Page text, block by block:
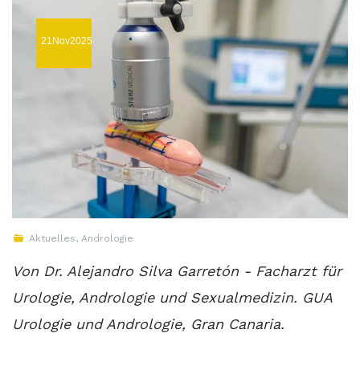
21Nov2025
Aktuelles, Andrologie
Von Dr. Alejandro Silva Garretón - Facharzt für
Urologie, Andrologie und Sexualmedizin. GUA
Urologie und Andrologie, Gran Canaria.